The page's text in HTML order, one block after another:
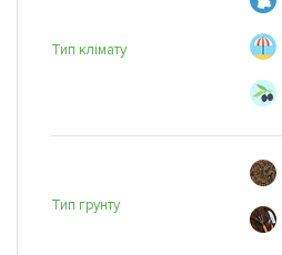
Тип клімату
Тип грунту